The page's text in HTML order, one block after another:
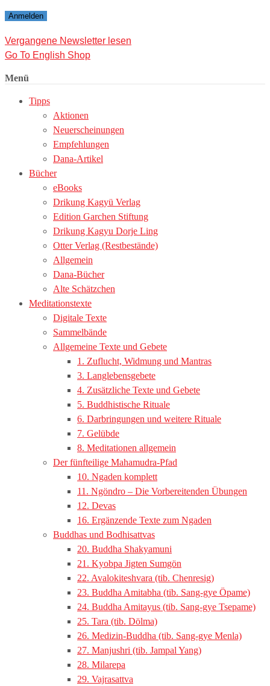
Vergangene Newsletter lesen
Go To English Shop
Menü
Tipps
Aktionen
Neuerscheinungen
Empfehlungen
Dana-Artikel
Bücher
eBooks
Drikung Kagyü Verlag
Edition Garchen Stiftung
Drikung Kagyu Dorje Ling
Otter Verlag (Restbestände)
Allgemein
Dana-Bücher
Alte Schätzchen
Meditationstexte
Digitale Texte
Sammelbände
Allgemeine Texte und Gebete
1. Zuflucht, Widmung und Mantras
3. Langlebensgebete
4. Zusätzliche Texte und Gebete
5. Buddhistische Rituale
6. Darbringungen und weitere Rituale
7. Gelübde
8. Meditationen allgemein
Der fünfteilige Mahamudra-Pfad
10. Ngaden komplett
11. Ngöndro – Die Vorbereitenden Übungen
12. Devas
16. Ergänzende Texte zum Ngaden
Buddhas und Bodhisattvas
20. Buddha Shakyamuni
21. Kyobpa Jigten Sumgön
22. Avalokiteshvara (tib. Chenresig)
23. Buddha Amitabha (tib. Sang-gye Öpame)
24. Buddha Amitayus (tib. Sang-gye Tsepame)
25. Tara (tib. Dölma)
26. Medizin-Buddha (tib. Sang-gye Menla)
27. Manjushri (tib. Jampal Yang)
28. Milarepa
29. Vajrasattva